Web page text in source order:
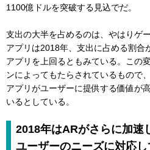
1100億ドルを突破する見込でだ。
支出の大半を占めるのは、やはりゲ
アプリは2018年、支出に占める割合
アプリを上回るともみている。この
ンによってもたらされているもので
アプリがユーザーに提供する価値が
いるとしている。
2018年はARがさらに加速
ユーザーのニーズに対応し